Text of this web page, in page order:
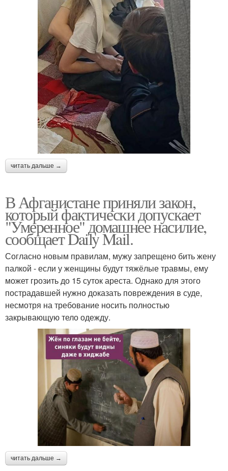
читать дальше →
В Афганистане приняли закон,
который фактически допускает
"Умеренное" домашнее насилие,
сообщает Daily Mail.
Согласно новым правилам, мужу запрещено бить жену
палкой - если у женщины будут тяжёлые травмы, ему
может грозить до 15 суток ареста. Однако для этого
пострадавшей нужно доказать повреждения в суде,
несмотря на требование носить полностью
закрывающую тело одежду.
читать дальше →